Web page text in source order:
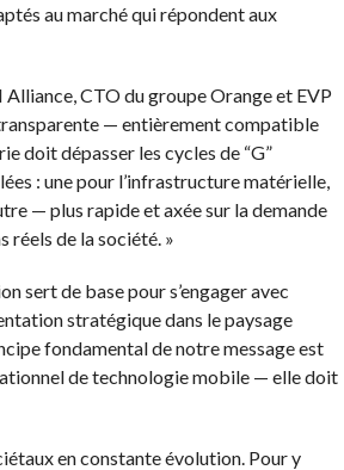
au marché qui répondent aux
CTO du groupe Orange et EVP
— entièrement compatible
doit dépasser les cycles de “G”
: une pour l’infrastructure matérielle,
— plus rapide et axée sur la demande
de la société. »
sert de base pour s’engager avec
stratégique dans le paysage
fondamental de notre message est
de technologie mobile — elle doit
en constante évolution. Pour y